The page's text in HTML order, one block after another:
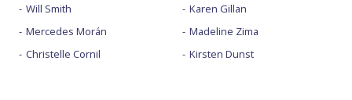
Will Smith
Mercedes Morán
Christelle Cornil
Karen Gillan
Madeline Zima
Kirsten Dunst